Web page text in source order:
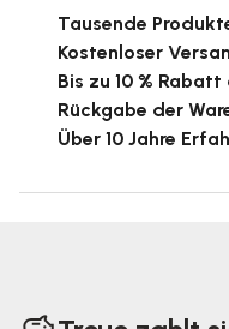
Tausende
Kostenloser
Bis zu 10 %
Rückgabe der
Über 10 Jahre